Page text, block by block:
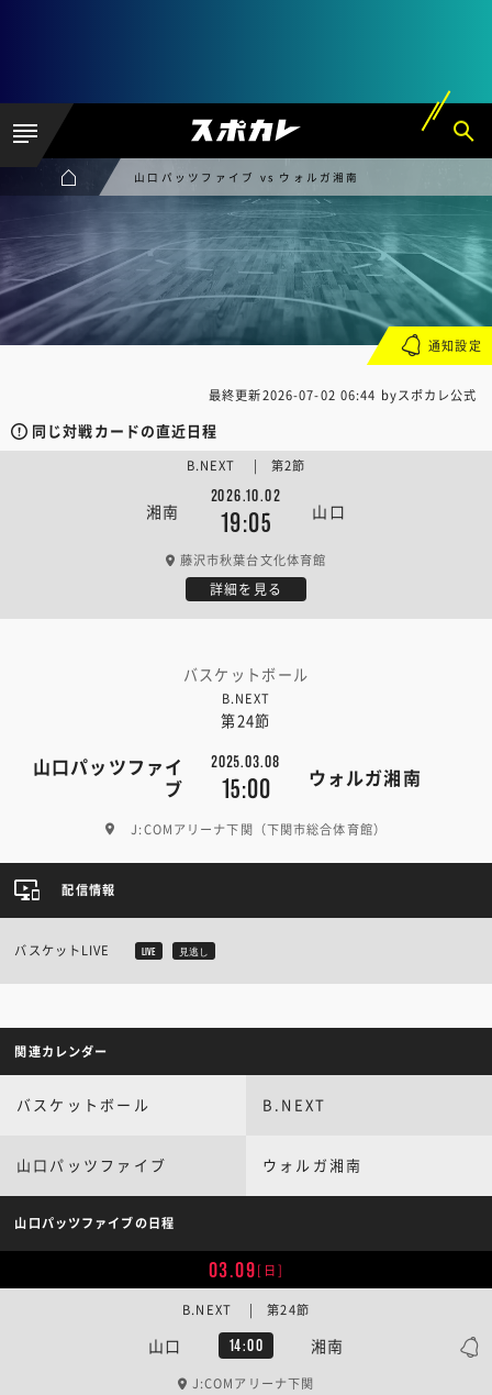
山口パッツファイブ vs ウォルガ湘南
最終更新2026-07-02 06:44 byスポカレ公式
同じ対戦カードの直近日程
湘南
2026.10.02
19:05 山口
B.NEXT | 第2節
藤沢市秋葉台文化体育館
詳細を見る
バスケットボール
B.NEXT
第24節
山口パッツファイ
ブ
2025.03.08
15:00 ウォルガ湘南
J:COMアリーナ下関（下関市総合体育館）
通知設定
配信情報
バスケットLIVE LIVE 見逃し
関連カレンダー
バスケットボール B.NEXT
山口パッツファイブ ウォルガ湘南
山口パッツファイブの日程
03.09[日]
山口 14:00 湘南
B.NEXT | 第24節
J:COMアリーナ下関